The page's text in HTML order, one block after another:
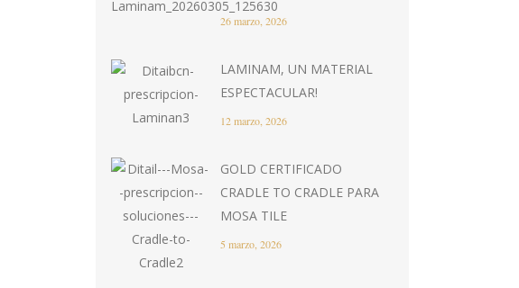
26 marzo, 2026
LAMINAM, UN MATERIAL
ESPECTACULAR!
12 marzo, 2026
GOLD CERTIFICADO
CRADLE TO CRADLE PARA
MOSA TILE
5 marzo, 2026